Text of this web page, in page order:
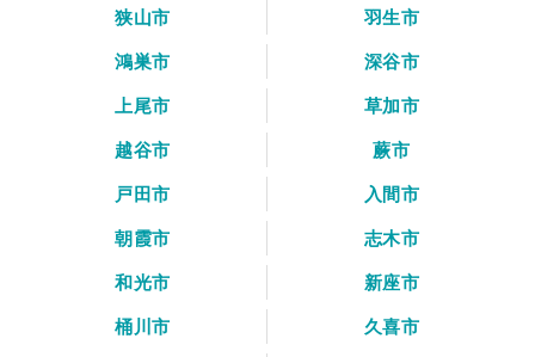
狭山市
羽生市
鴻巣市
深谷市
上尾市
草加市
越谷市
蕨市
戸田市
入間市
朝霞市
志木市
和光市
新座市
桶川市
久喜市